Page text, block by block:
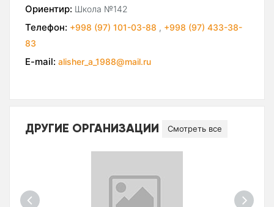
Ориентир: Школа №142
Телефон: +998 (97) 101-03-88 , +998 (97) 433-38-
83
E-mail: alisher_a_1988@mail.ru
ДРУГИЕ ОРГАНИЗАЦИИ Смотреть все